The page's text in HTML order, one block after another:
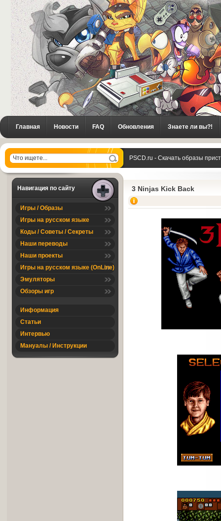
Главная Новости FAQ Обновления Знаете ли вы?!
PSCD.ru - Скачать образы
Навигация по сайту
Игры / Образы
Игры на русском языке
Коды / Советы / Секреты
Наши переводы
Наши проекты
Игры на русском языке (OnLine)
Эмуляторы
Обзоры игр
Информация
Статьи
Интервью
Мануалы / Инструкции
3 Ninjas Kick Back